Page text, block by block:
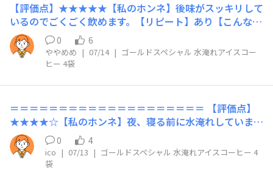
【評価点】★★★★★【私のホンネ】後味がスッキリして
いるのでごくごく飲めます。【リピート】あり【こんな時
におすすめ】朝一で作り昼食時と3時の休憩時に飲んでま
す​​
0 6
ややめめ | 07/14 | ゴールドスペシャル 水淹れアイスコー
ヒー 4袋
＝＝＝＝＝＝＝＝＝＝＝＝＝＝＝＝＝＝＝＝ ​【評価点】
★★★★☆​【私のホンネ】夜、寝る前に水淹れしていま
す。1袋の目安、500mLはちょうどよい濃さですが、コー
ヒー好きの私には、一日500mLだと足りません。飲み過
ぎも良くないと思うので、1袋750mLくらいを淹れられる
0 4
ico | 07/13 | ゴールドスペシャル 水淹れアイスコーヒー 4
袋